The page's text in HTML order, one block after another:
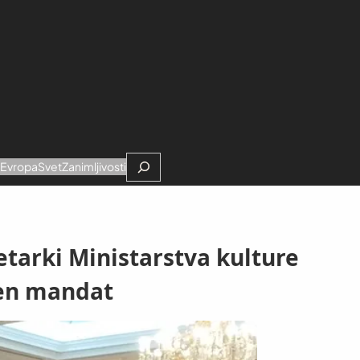
EvropaSvetZanimljivostiSearch
Ministarstva kulture
mandat